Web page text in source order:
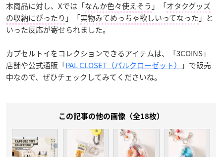
本商品に対し、Xでは「なんか色々使えそう 」「オタクグッズ
の収納にぴったり 」「実物みてめっちゃ欲しいってなった 」と
いった反応が寄せられました。
カプセルトイをコレクションできるアイテムは、「3COINS」
店舗や公式通販「PAL CLOSET（パルクローゼット）
」で販売
中なので、ぜひチェックしてみてくださいね。
この記事の他の画像（全18枚）